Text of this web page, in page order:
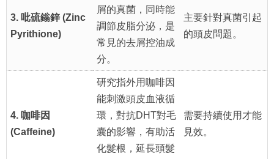
3. 吡硫鎓鋅 (Zinc
Pyrithione)
屑的真菌，同時能
調節皮脂分泌，是
常見的去屑控油成
分。
主要針對真菌引起
的頭皮問題。
4. 咖啡因
(Caffeine)
研究指外用咖啡因
能刺激頭皮血液循
環，對抗DHT對毛
囊的影響，有助活
化髮根，延長頭髮
需要持續使用才能
見效。